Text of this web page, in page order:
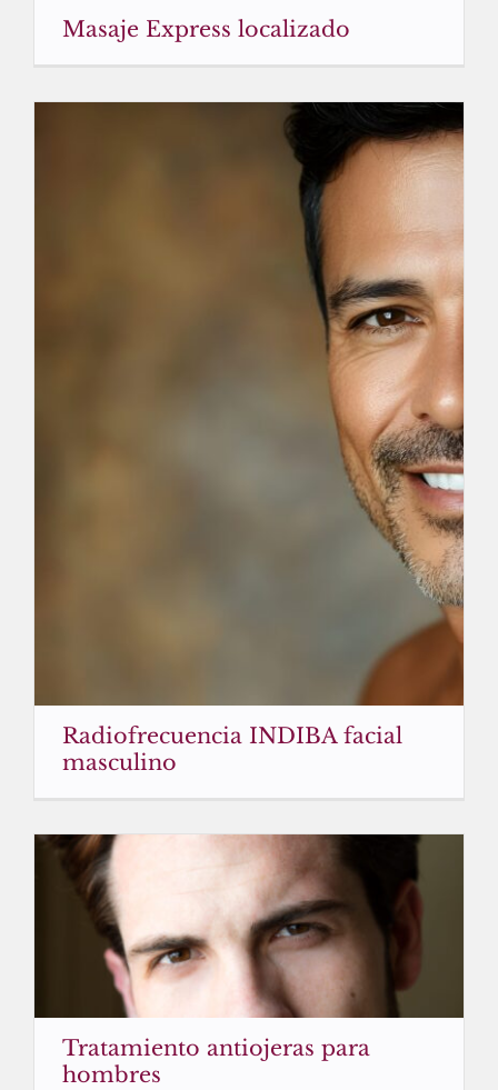
Masaje Express localizado
Radiofrecuencia INDIBA facial
masculino
Tratamiento antiojeras para
hombres